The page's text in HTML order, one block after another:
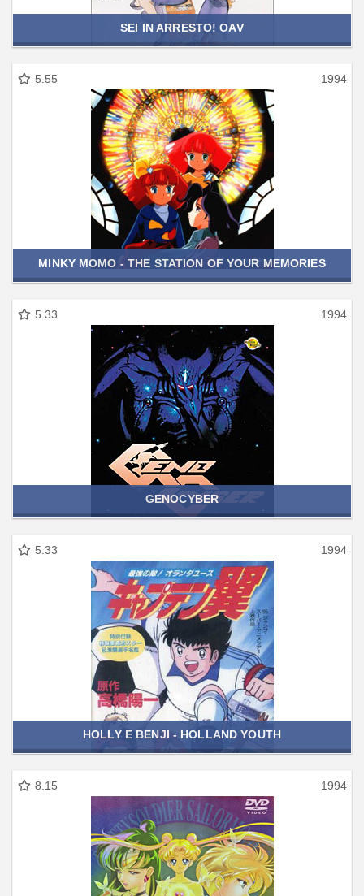
SEI IN ARRESTO! OAV
5.55 1994
MINKY MOMO - THE STATION OF YOUR MEMORIES
5.33 1994
GENOCYBER
5.33 1994
HOLLY E BENJI - HOLLAND YOUTH
8.15 1994